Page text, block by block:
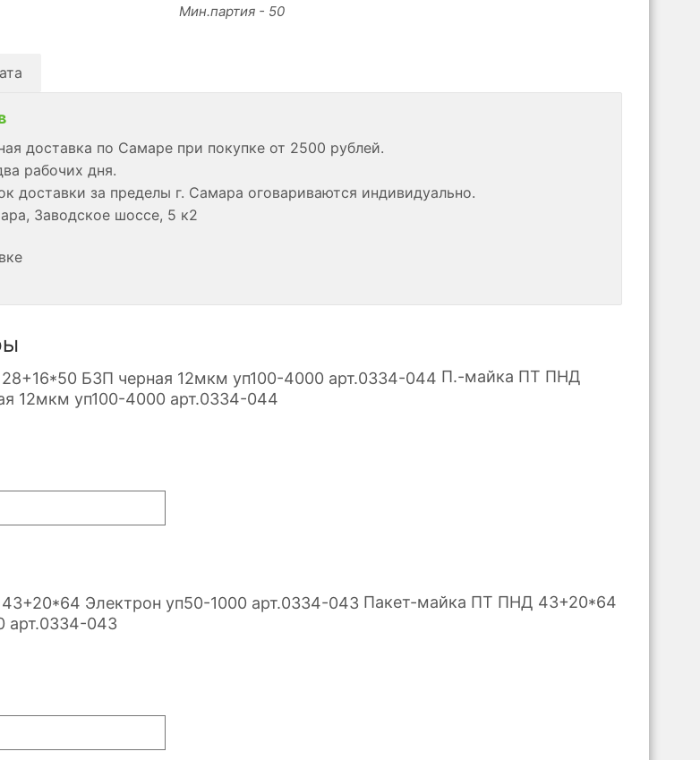
Мин.партия - 50
доставка по Самаре при покупке от 2500 рублей.
рабочих дня.
доставки за пределы г. Самара оговариваются индивидуально.
Заводское шоссе, 5 к2
П.-майка ПТ ПНД
12мкм уп100-4000 арт.0334-044
Пакет-майка ПТ ПНД 43+20*64
арт.0334-043